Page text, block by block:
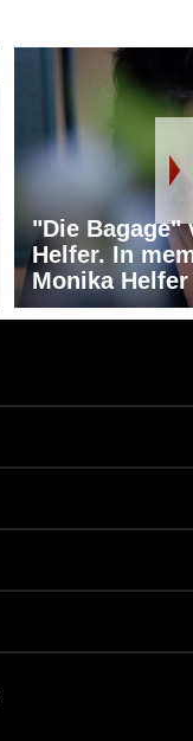
"Die Bagage"
Helfer. In
Monika Helfer